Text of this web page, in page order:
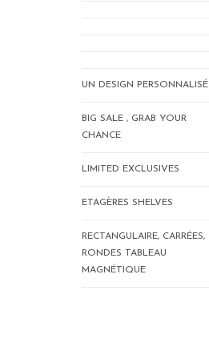
UN DESIGN PERSONNALISÉ
BIG SALE , GRAB YOUR
CHANCE
LIMITED EXCLUSIVES
ETAGÈRES SHELVES
RECTANGULAIRE, CARRÉES,
RONDES TABLEAU
MAGNÉTIQUE